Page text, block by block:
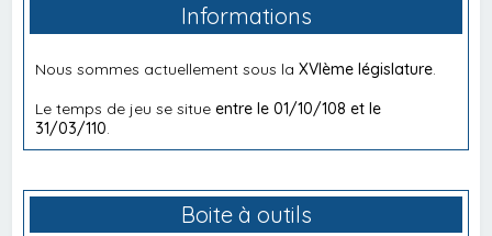
Informations
Nous sommes actuellement sous laXVIème législature.
Le temps de jeu se situeentre le 01/10/108 et le
31/03/110.
Boite à outils